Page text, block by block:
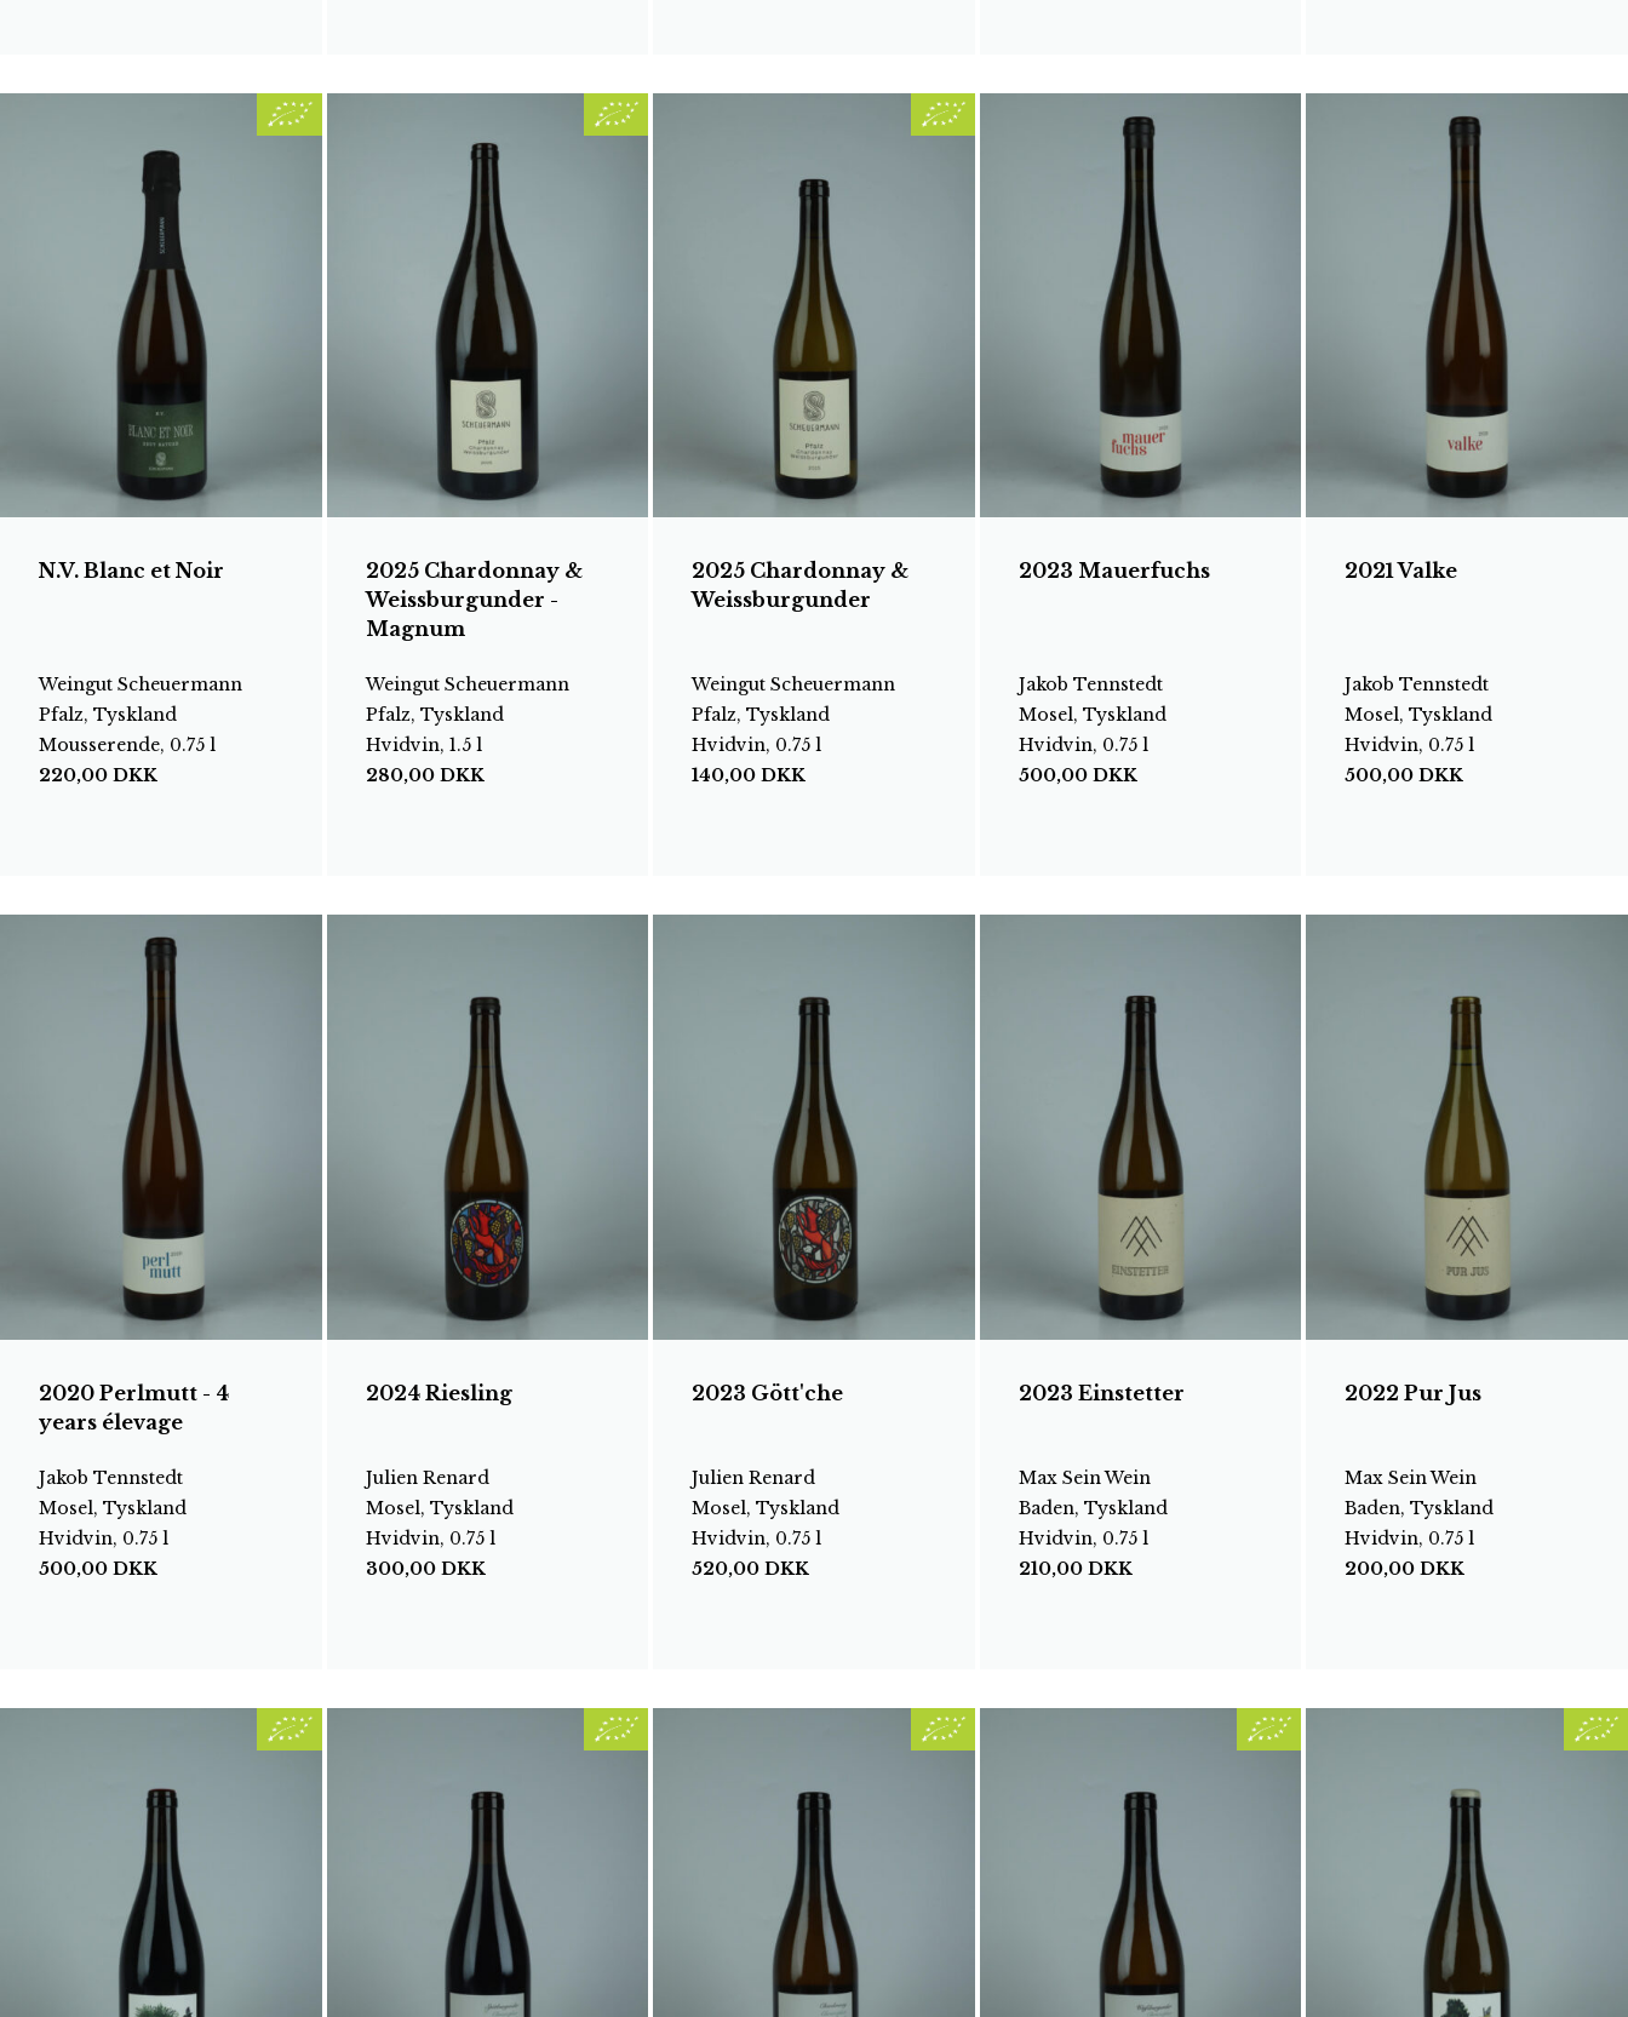
N.V. Blanc et Noir
Weingut Scheuermann
Pfalz, Tyskland
Mousserende, 0.75 l
220,00 DKK
2025 Chardonnay &
Weissburgunder -
Magnum
Weingut Scheuermann
Pfalz, Tyskland
Hvidvin, 1.5 l
280,00 DKK
2025 Chardonnay &
Weissburgunder
Weingut Scheuermann
Pfalz, Tyskland
Hvidvin, 0.75 l
140,00DKK
2023 Mauerfuchs
Jakob Tennstedt
Mosel, Tyskland
Hvidvin, 0.75 l
500,00 DKK
2021 Valke
Jakob Tennstedt
Mosel, Tyskland
Hvidvin, 0.75 l
500,00DKK
2020 Perlmutt - 4
years élevage
Jakob Tennstedt
Mosel, Tyskland
Hvidvin, 0.75 l
500,00 DKK
2024 Riesling
Julien Renard
Mosel, Tyskland
Hvidvin, 0.75 l
300,00 DKK
2023 Gött'che
Julien Renard
Mosel, Tyskland
Hvidvin, 0.75 l
520,00DKK
2023 Einstetter
Max Sein Wein
Baden, Tyskland
Hvidvin, 0.75 l
210,00 DKK
2022 Pur Jus
Max Sein Wein
Baden, Tyskland
Hvidvin, 0.75 l
200,00DKK